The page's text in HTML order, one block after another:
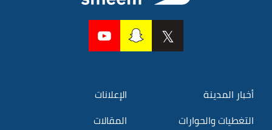
أخبار المدينة
الإعلانات
التغطيات والحوارات
المقالات